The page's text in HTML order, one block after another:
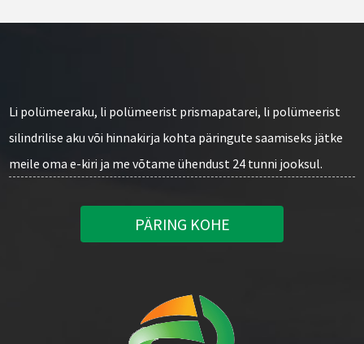
Li polümeeraku, li polümeerist prismapatarei, li polümeerist
silindrilise aku või hinnakirja kohta päringute saamiseks jätke
meile oma e-kiri ja me võtame ühendust 24 tunni jooksul.
PÄRING KOHE